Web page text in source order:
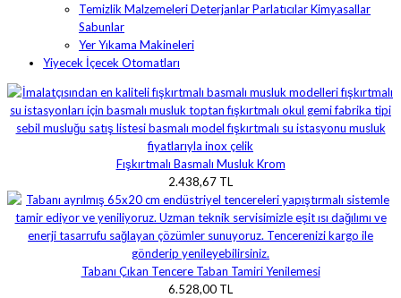
Temizlik Malzemeleri Deterjanlar Parlatıcılar Kimyasallar
Sabunlar
Yer Yıkama Makineleri
Yiyecek İçecek Otomatları
Fışkırtmalı Basmalı Musluk Krom
2.438,67 TL
Tabanı Çıkan Tencere Taban Tamiri Yenilemesi
6.528,00 TL